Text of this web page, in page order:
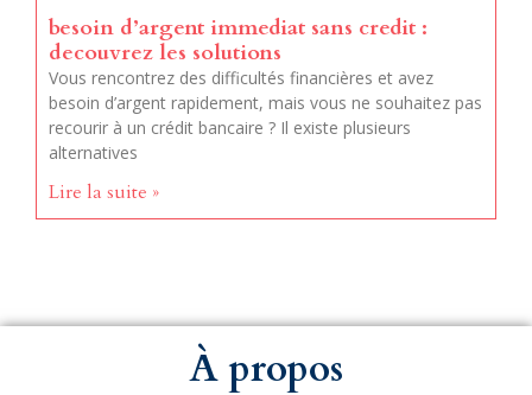
besoin d’argent immediat sans credit :
decouvrez les solutions
Vous rencontrez des difficultés financières et avez
besoin d’argent rapidement, mais vous ne souhaitez pas
recourir à un crédit bancaire ? Il existe plusieurs
alternatives
Lire la suite »
À propos